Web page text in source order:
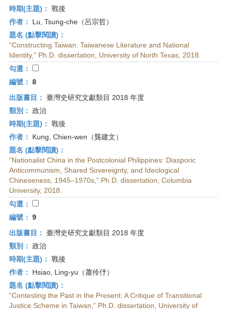
時期(主題)： 戰後
作者：
Lu, Tsung-che（呂宗哲）
題名 (點擊閱讀)：
“Constructing Taiwan: Taiwanese Literature and National
Identity,” Ph.D. dissertation, University of North Texas, 2018.
勾選：
編號： 8
出版書目： 臺灣史研究文獻類目 2018 年度
類別： 政治
時期(主題)： 戰後
作者：
Kung, Chien-wen（龔建文）
題名 (點擊閱讀)：
“Nationalist China in the Postcolonial Philippines: Diasporic
Anticommunism, Shared Sovereignty, and Ideological
Chineseness, 1945–1970s,” Ph.D. dissertation, Columbia
University, 2018.
勾選：
編號： 9
出版書目： 臺灣史研究文獻類目 2018 年度
類別： 政治
時期(主題)： 戰後
作者：
Hsiao, Ling-yu（蕭伶伃）
題名 (點擊閱讀)：
“Contesting the Past in the Present: A Critique of Transitional
Justice Scheme in Taiwan,” Ph.D. dissertation, University of